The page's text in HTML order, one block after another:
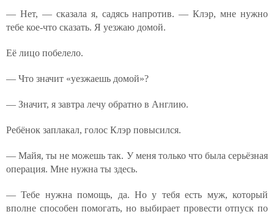
— Нет, — сказала я, садясь напротив. — Клэр, мне нужно
тебе кое-что сказать. Я уезжаю домой.
Её лицо побелело.
— Что значит «уезжаешь домой»?
— Значит, я завтра лечу обратно в Англию.
Ребёнок заплакал, голос Клэр повысился.
— Майя, ты не можешь так. У меня только что была серьёзная
операция. Мне нужна ты здесь.
— Тебе нужна помощь, да. Но у тебя есть муж, который
вполне способен помогать, но выбирает провести отпуск по